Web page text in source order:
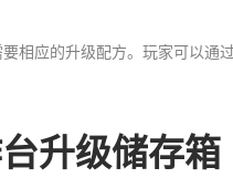
相应的升级配方。玩家可以通
升级储存箱